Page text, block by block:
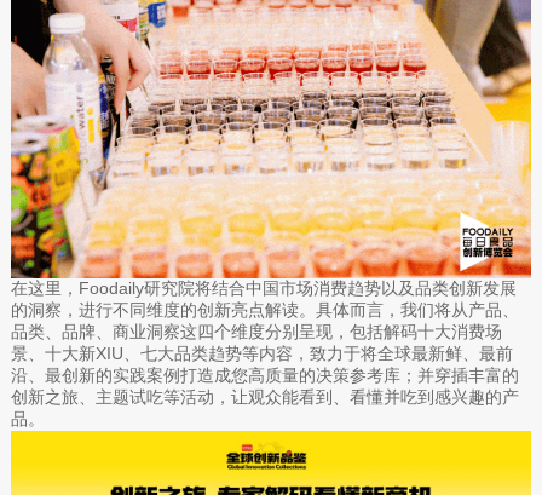
在这里，Foodaily研究院将结合中国市场消费趋势以及品类创新发展
的洞察，进行不同维度的创新亮点解读。具体而言，我们将从产品、
品类、品牌、商业洞察这四个维度分别呈现，包括解码十大消费场
景、十大新XIU、七大品类趋势等内容，致力于将全球最新鲜、最前
沿、最创新的实践案例打造成您高质量的决策参考库；并穿插丰富的
创新之旅、主题试吃等活动，让观众能看到、看懂并吃到感兴趣的产
品。